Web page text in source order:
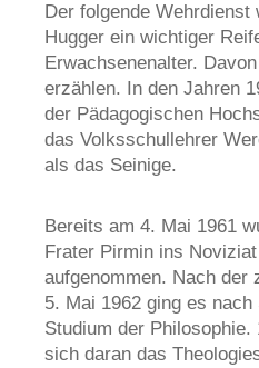
Der folgende Wehrdienst
Hugger ein wichtiger
Erwachsenenalter.
erzählen. In den Jahren
der Pädagogischen
das Volksschullehrer
als das Seinige.
Bereits am 4. Mai 1961
Frater Pirmin ins
aufgenommen. Nach der
5. Mai 1962 ging es
Studium der Philosophie.
sich daran das